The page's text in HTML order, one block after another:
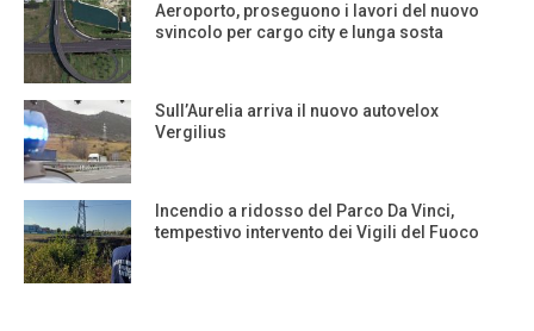
Aeroporto, proseguono i lavori del nuovo
svincolo per cargo city e lunga sosta
Sull’Aurelia arriva il nuovo autovelox
Vergilius
Incendio a ridosso del Parco Da Vinci,
tempestivo intervento dei Vigili del Fuoco